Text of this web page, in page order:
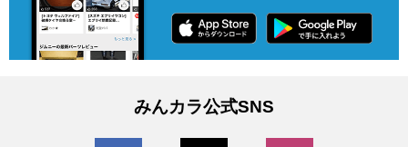
みんカラ公式SNS